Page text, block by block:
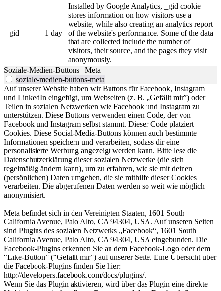
_gid 1 day
Installed by Google Analytics, _gid cookie
stores information on how visitors use a
website, while also creating an analytics report
of the website's performance. Some of the data
that are collected include the number of
visitors, their source, and the pages they visit
anonymously.
Soziale-Medien-Buttons | Meta
soziale-medien-buttons-meta
Auf unserer Website haben wir Buttons für Facebook, Instagram
und LinkedIn eingefügt, um Webseiten (z. B. „Gefällt mir”) oder
Teilen in sozialen Netzwerken wie Facebook und Instagram zu
unterstützen. Diese Buttons verwenden einen Code, der von
Facebook und Instagram selbst stammt. Dieser Code platziert
Cookies. Diese Social-Media-Buttons können auch bestimmte
Informationen speichern und verarbeiten, sodass dir eine
personalisierte Werbung angezeigt werden kann. Bitte lese die
Datenschutzerklärung dieser sozialen Netzwerke (die sich
regelmäßig ändern kann), um zu erfahren, wie sie mit deinen
(persönlichen) Daten umgehen, die sie mithilfe dieser Cookies
verarbeiten. Die abgerufenen Daten werden so weit wie möglich
anonymisiert.
Meta befindet sich in den Vereinigten Staaten, 1601 South
California Avenue, Palo Alto, CA 94304, USA. Auf unseren Seiten
sind Plugins des sozialen Netzwerks „Facebook“, 1601 South
California Avenue, Palo Alto, CA 94304, USA eingebunden. Die
Facebook-Plugins erkennen Sie an dem Facebook-Logo oder dem
“Like-Button” (“Gefällt mir”) auf unserer Seite. Eine Übersicht über
die Facebook-Plugins finden Sie hier:
http://developers.facebook.com/docs/plugins/.
Wenn Sie das Plugin aktivieren, wird über das Plugin eine direkte